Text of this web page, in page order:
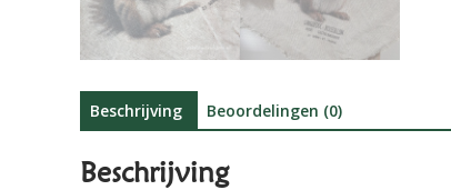
Beschrijving Beoordelingen (0)
Beschrijving